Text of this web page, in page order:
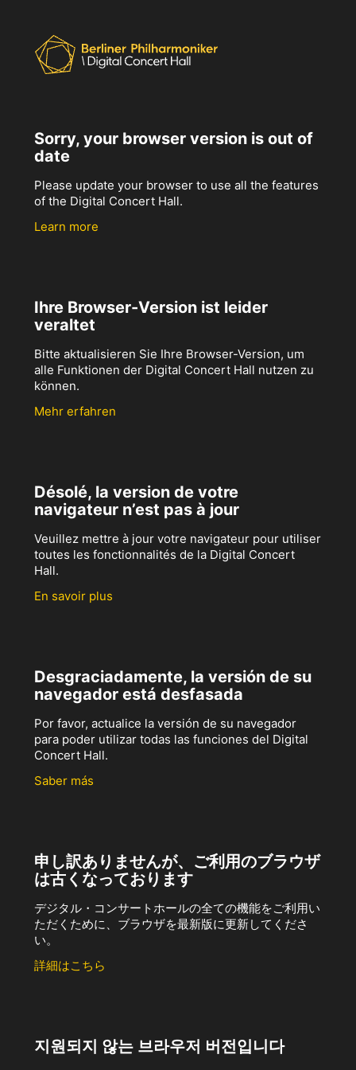
Sorry, your browser version is out of
date
Please update your browser to use all the features
of the Digital Concert Hall.
Learn more
Ihre Browser-Version ist leider
veraltet
Bitte aktualisieren Sie Ihre Browser-Version, um
alle Funktionen der Digital Concert Hall nutzen zu
können.
Mehr erfahren
Désolé, la version de votre
navigateur n’est pas à jour
Veuillez mettre à jour votre navigateur pour utiliser
toutes les fonctionnalités de la Digital Concert
Hall.
En savoir plus
Desgraciadamente, la versión de su
navegador está desfasada
Por favor, actualice la versión de su navegador
para poder utilizar todas las funciones del Digital
Concert Hall.
Saber más
申し訳ありませんが、ご利用のブラウザ
は古くなっております
デジタル・コンサートホールの全ての機能をご利用い
ただくために、ブラウザを最新版に更新してくださ
い。
詳細はこちら
지원되지 않는 브라우저 버전입니다